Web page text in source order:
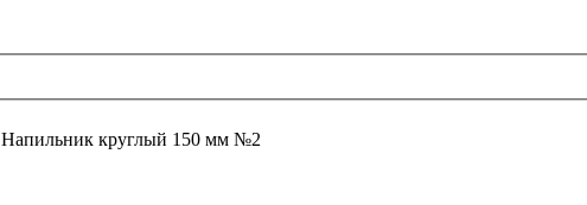
Напильник круглый 150 мм №2